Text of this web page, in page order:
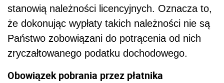
stanowią należności licencyjnych. Oznacza to,
że dokonując wypłaty takich należności nie są
Państwo zobowiązani do potrącenia od nich
zryczałtowanego podatku dochodowego.
Obowiązek pobrania przez płatnika